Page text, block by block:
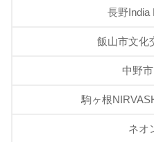
長野India
飯山市文化
中野
駒ヶ根
ネオ